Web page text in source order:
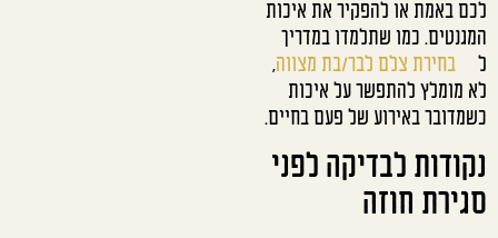
לכם באמת או להפקיר את איכות
המגנטים. כמו שתלמדו במדריך
ל
בחירת צלם לבר/בת מצווה,
לא מומלץ להתפשר על איכות
כשמדובר באירוע של פעם בחיים.
נקודות לבדיקה לפני
סגירת חוזה